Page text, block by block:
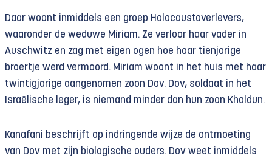
Daar woont inmiddels een groep Holocaustoverlevers,
waaronder de weduwe Miriam. Ze verloor haar vader in
Auschwitz en zag met eigen ogen hoe haar tienjarige
broertje werd vermoord. Miriam woont in het huis met haar
twintigjarige aangenomen zoon Dov. Dov, soldaat in het
Israëlische leger, is niemand minder dan hun zoon Khaldun.
Kanafani beschrijft op indringende wijze de ontmoeting
van Dov met zijn biologische ouders. Dov weet inmiddels